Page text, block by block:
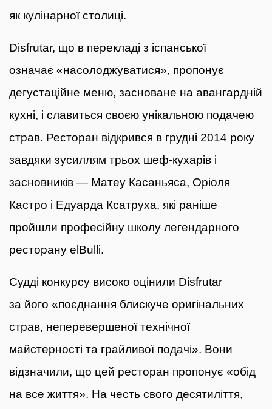
як кулінарної столиці.
Disfrutar, що в перекладі з іспанської
означає «насолоджуватися», пропонує
дегустаційне меню, засноване на авангардній
кухні, і славиться своєю унікальною подачею
страв. Ресторан відкрився в грудні 2014 року
завдяки зусиллям трьох шеф-кухарів і
засновників — Матеу Касаньяса, Оріоля
Кастро і Едуарда Ксатруха, які раніше
пройшли професійну школу легендарного
ресторану elBulli.
Судді конкурсу високо оцінили Disfrutar
за його «поєднання блискуче оригінальних
страв, неперевершеної технічної
майстерності та грайливої подачі». Вони
відзначили, що цей ресторан пропонує «обід
на все життя». На честь свого десятиліття,